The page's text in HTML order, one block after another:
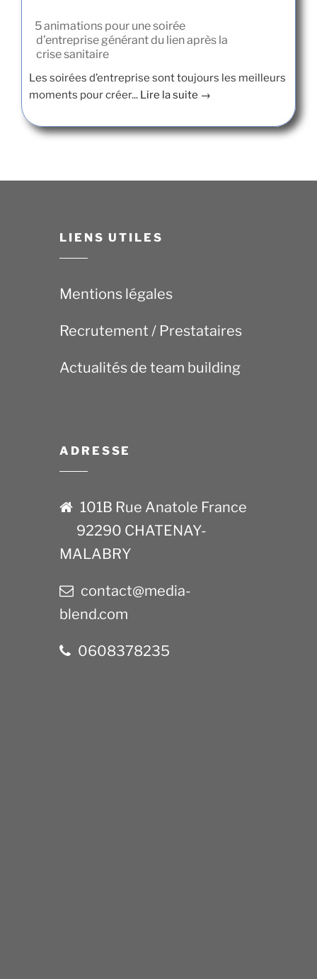
5 animations pour une soirée
d’entreprise générant du lien après la
crise sanitaire
Les soirées d’entreprise sont toujours les meilleurs
moments pour créer... Lire la suite →
LIENS UTILES
Mentions légales
Recrutement / Prestataires
Actualités de team building
ADRESSE
101B Rue Anatole France
92290 CHATENAY-
MALABRY
contact@media-
blend.com
0608378235